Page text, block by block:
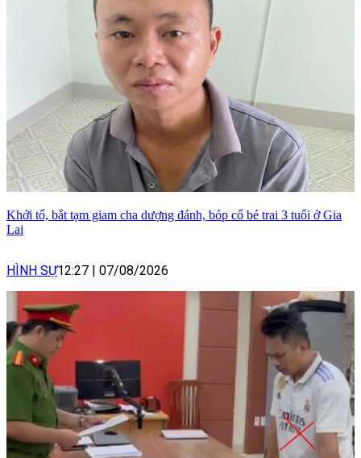
Khởi tố, bắt tạm giam cha dượng đánh, bóp cổ bé trai 3 tuổi ở Gia
Lai
HÌNH SỰ12:27 | 07/08/2026